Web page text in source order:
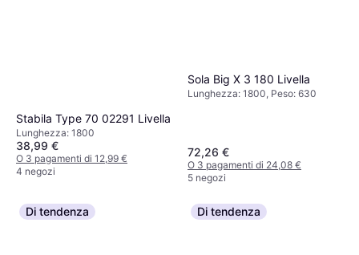
Stabila Type 70 02291 Livella
Lunghezza: 1800
38,99 €
O 3 pagamenti di 12,99 €
4 negozi
Sola Big X 3 180 Livella
Lunghezza: 1800, Peso: 630
72,26 €
O 3 pagamenti di 24,08 €
5 negozi
Di tendenza Di tendenza